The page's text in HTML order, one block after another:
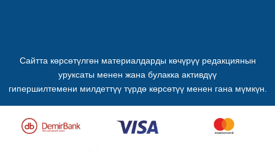
Сайтта көрсөтүлгөн материалдарды көчүрүү редакциянын
уруксаты менен жана булакка активдүү
гипершилтемени милдеттүү түрдө көрсөтүү менен гана мүмкүн.